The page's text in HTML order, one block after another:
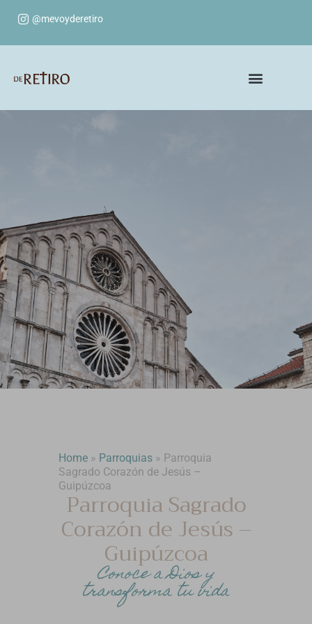
@mevoyderetiro
Home » Parroquias » Parroquia
Sagrado Corazón de Jesús –
Guipúzcoa
Parroquia Sagrado
Corazón de Jesús –
Guipúzcoa
Conoce a Dios y
transforma tu vida